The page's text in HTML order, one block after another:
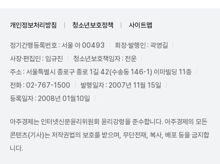
개인정보처리방침 청소년보호정책 사이트맵
정기간행등록번호 : 서울 아 00493
회장·발행인 : 곽영길
사장·편집인 : 임규진
청소년보호책임자 : 전운
주소 : 서울특별시 종로구 종로 1길 42(수송동 146-1) 이마빌딩 11층
전화 : 02-767-1500
발행일자 : 2007년 11월 15일
등록일자 : 2008년 01월10일
아주경제는 인터넷신문윤리위원회 윤리강령을 준수합니다. 아주경제의 모든
콘텐츠(기사)는 저작권법의 보호를 받으며, 무단전재, 복사, 배포 등을 금지합
니다.